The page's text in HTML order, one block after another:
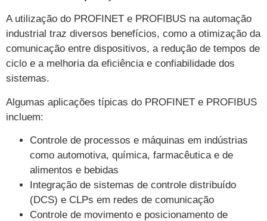
A utilização do PROFINET e PROFIBUS na automação
industrial traz diversos benefícios, como a otimização da
comunicação entre dispositivos, a redução de tempos de
ciclo e a melhoria da eficiência e confiabilidade dos
sistemas.
Algumas aplicações típicas do PROFINET e PROFIBUS
incluem:
Controle de processos e máquinas em indústrias
como automotiva, química, farmacêutica e de
alimentos e bebidas
Integração de sistemas de controle distribuído
(DCS) e CLPs em redes de comunicação
Controle de movimento e posicionamento de